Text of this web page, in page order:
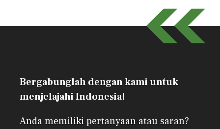
Bergabunglah dengan kami untuk
menjelajahi Indonesia!
Anda memiliki pertanyaan atau saran?